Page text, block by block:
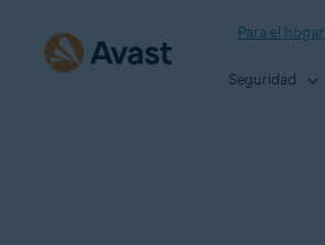
Para el hogar
Seguridad